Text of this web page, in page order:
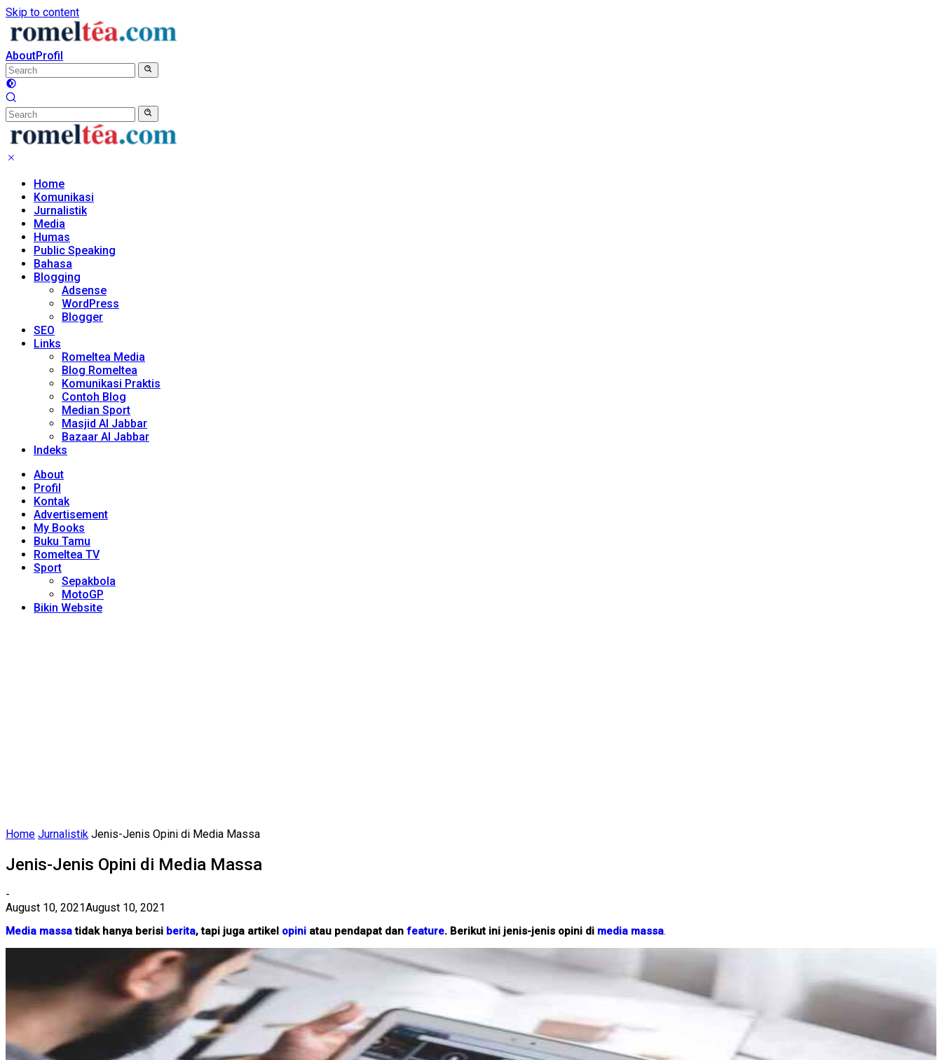
Skip to content
AboutProfil
Home
Komunikasi
Jurnalistik
Media
Humas
Public Speaking
Bahasa
Blogging
Adsense
WordPress
Blogger
SEO
Links
Romeltea Media
Blog Romeltea
Komunikasi Praktis
Contoh Blog
Median Sport
Masjid Al Jabbar
Bazaar Al Jabbar
Indeks
About
Profil
Kontak
Advertisement
My Books
Buku Tamu
Romeltea TV
Sport
Sepakbola
MotoGP
Bikin Website
Home Jurnalistik Jenis-Jenis Opini di Media Massa
Jenis-Jenis Opini di Media Massa
-
August 10, 2021August 10, 2021
Media massatidak hanya berisi berita, tapi juga artikel opini atau pendapat dan feature. Berikut ini jenis-jenis opini di media massa.